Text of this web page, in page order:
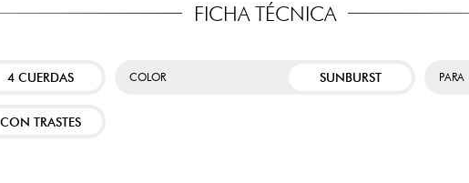
FICHA TÉCNICA
4 CUERDAS COLOR SUNBURST
CON TRASTES